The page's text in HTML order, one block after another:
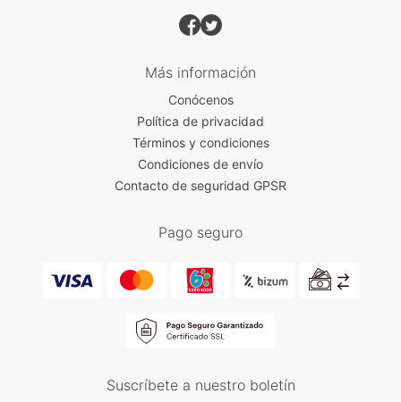
Más información
Conócenos
Política de privacidad
Términos y condiciones
Condiciones de envío
Contacto de seguridad GPSR
Pago seguro
Suscríbete a nuestro boletín